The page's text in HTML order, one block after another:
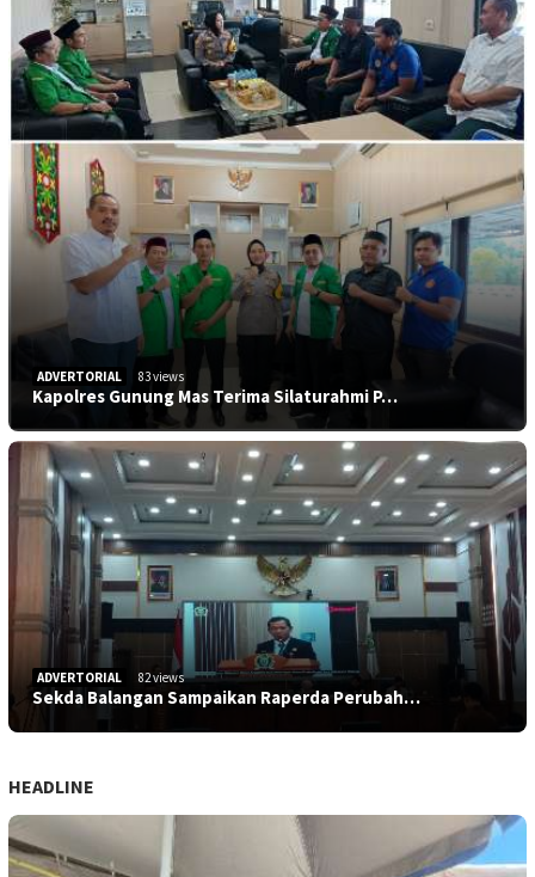
ADVERTORIAL 83 views
Kapolres Gunung Mas Terima Silaturahmi P…
ADVERTORIAL 82 views
Sekda Balangan Sampaikan Raperda Perubah…
HEADLINE